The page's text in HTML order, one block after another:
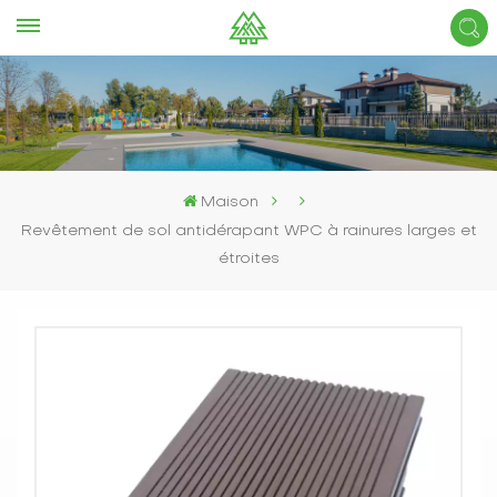
Maison
Revêtement de sol antidérapant WPC à rainures larges et
étroites